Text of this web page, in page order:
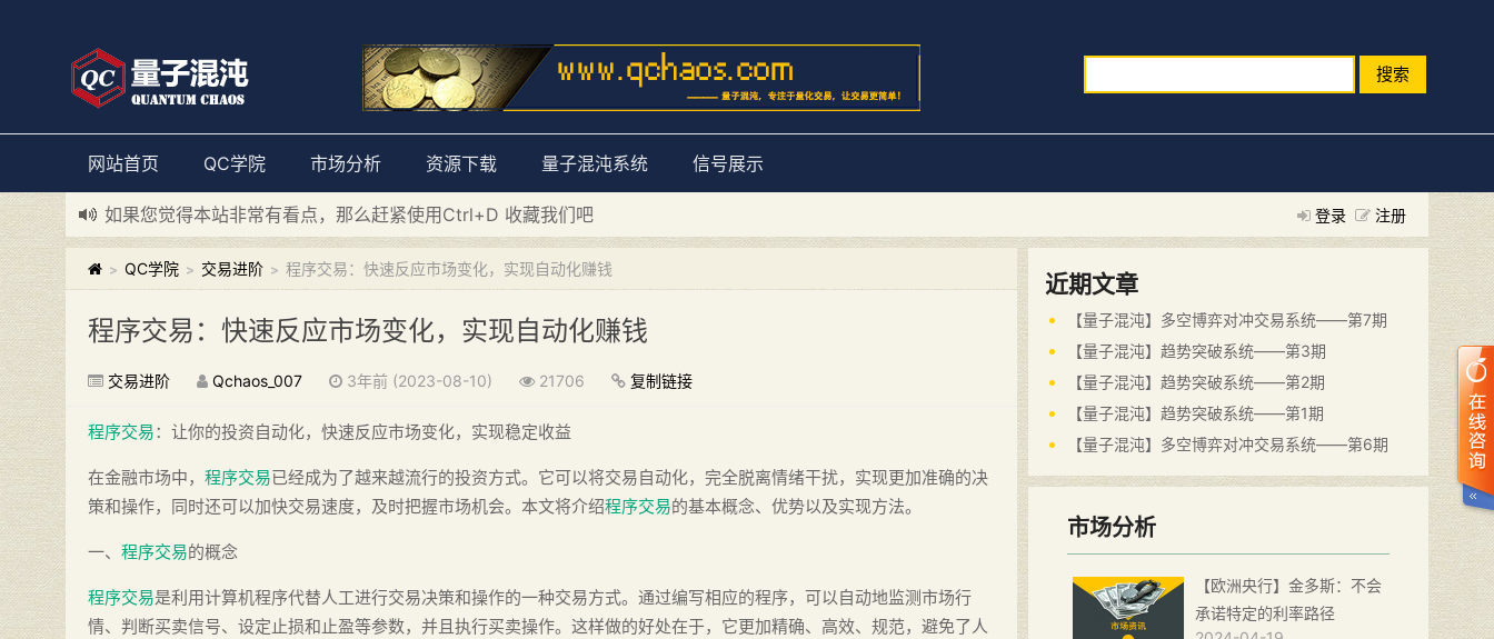
搜索
网站首页 QC学院 市场分析 资源下载 量子混沌系统 信号展示
登录 注册
如果您觉得本站非常有看点，那么赶紧使用Ctrl+D 收藏我们吧
新添加量子混沌系统板块，欢迎大家访问！---“量子混沌系统”
> QC学院 > 交易进阶 > 程序交易：快速反应市场变化，实现自动化赚钱
程序交易：快速反应市场变化，实现自动化赚钱
交易进阶 Qchaos_007 3年前 (2023-08-10) 21706 复制链接
程序交易：让你的投资自动化，快速反应市场变化，实现稳定收益
在金融市场中， 程序交易已经成为了越来越流行的投资方式。它可以将交易自动化，完全脱离情绪干扰，实现更加准确的决
策和操作，同时还可以加快交易速度，及时把握市场机会。本文将介绍程序交易的基本概念、优势以及实现方法。
一、 程序交易的概念
程序交易是利用计算机程序代替人工进行交易决策和操作的一种交易方式。通过编写相应的程序，可以自动地监测市场行
情、判断买卖信号、设定止损和止盈等参数，并且执行买卖操作。这样做的好处在于，它更加精确、高效、规范，避免了人
近期文章
【量子混沌】多空博弈对冲交易系统——第7期
【量子混沌】趋势突破系统——第3期
【量子混沌】趋势突破系统——第2期
【量子混沌】趋势突破系统——第1期
【量子混沌】多空博弈对冲交易系统——第6期
市场分析
【欧洲央行】金多斯：不会
承诺特定的利率路径